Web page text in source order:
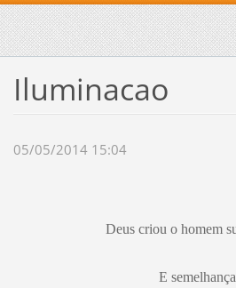
Iluminacao
05/05/2014 15:04
Deus criou o homem
E